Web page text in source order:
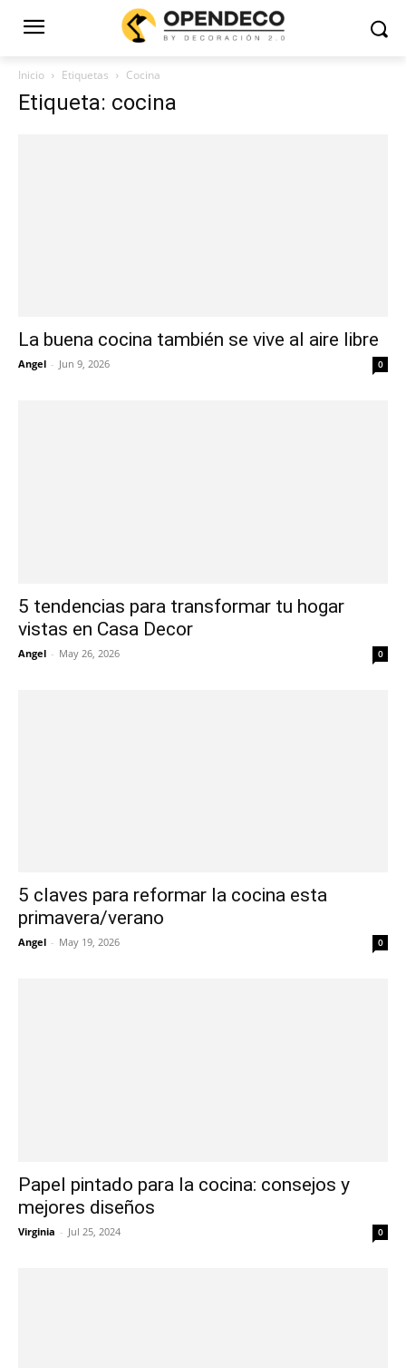
Inicio Etiquetas Cocina
Etiqueta: cocina
La buena cocina también se vive al aire libre
Angel - Jun 9, 2026 0
5 tendencias para transformar tu hogar
vistas en Casa Decor
Angel - May 26, 2026 0
5 claves para reformar la cocina esta
primavera/verano
Angel - May 19, 2026 0
Papel pintado para la cocina: consejos y
mejores diseños
Virginia - Jul 25, 2024 0